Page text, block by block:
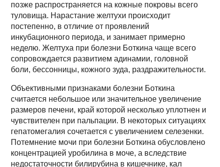
позже распространяется на кожные покровы всего
туловища. Нарастание желтухи происходит
постепенно, в отличие от проявлений
инкубационного периода, и занимает примерно
неделю. Желтуха при болезни Боткина чаще всего
сопровождается развитием адинамии, головной
боли, бессонницы, кожного зуда, раздражительности.
Объективными признаками болезни Боткина
считается небольшое или значительное увеличение
размеров печени, край которой несколько уплотнен и
чувствителен при пальпации. В некоторых ситуациях
гепатомегалия сочетается с увеличением селезенки.
Потемнение мочи при болезни Боткина обусловлено
концентрацией уробилина в моче, а вследствие
недостаточности билирубина в кишечнике, кал